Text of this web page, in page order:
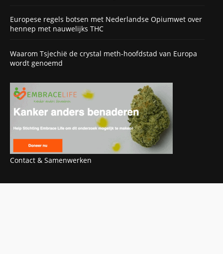
Europese regels botsen met Nederlandse Opiumwet over
hennep met nauwelijks THC
Waarom Tsjechië de crystal meth-hoofdstad van Europa
wordt genoemd
Contact & Samenwerken